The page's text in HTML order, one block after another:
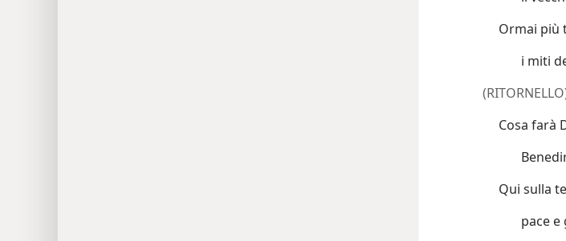
Ormai più
i miti
Cosa farà
Qui sulla
pace